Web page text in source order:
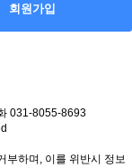
회원가입
031-8055-8693
부하며, 이를 위반시 정보